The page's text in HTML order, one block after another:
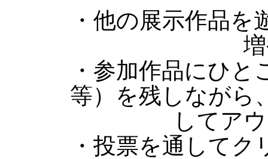
・他の展示作品
・参加作品にひ
等）を残しながら
してア
・投票を通して